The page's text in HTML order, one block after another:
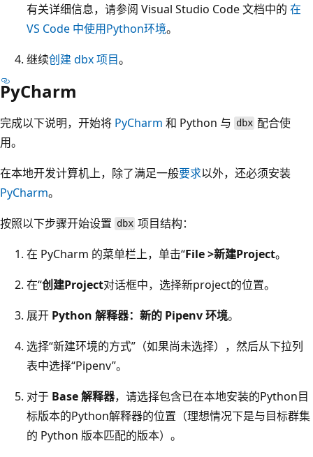
有关详细信息，请参阅 Visual Studio Code 文档中的 在
VS Code 中使用Python环境。
继续创建 dbx 项目。
PyCharm
完成以下说明，开始将 PyCharm 和 Python 与 dbx 配合使
用。
在本地开发计算机上，除了满足一般要求以外，还必须安装
PyCharm。
按照以下步骤开始设置 dbx 项目结构：
在 PyCharm 的菜单栏上，单击“File >新建Project。
在“创建Project对话框中，选择新project的位置。
展开 Python 解释器：新的 Pipenv 环境。
选择“新建环境的方式”（如果尚未选择），然后从下拉列
表中选择“Pipenv”。
对于 Base 解释器，请选择包含已在本地安装的Python目
标版本的Python解释器的位置（理想情况下是与目标群集
的 Python 版本匹配的版本）。